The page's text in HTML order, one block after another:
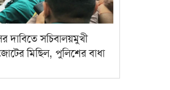
দাবিতে সচিবালয়মুখী
মিছিল, পুলিশের বাধা